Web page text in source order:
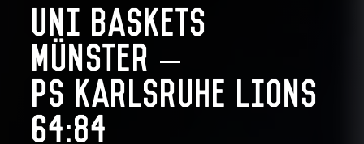
Uni Baskets
Münster –
PS Karlsruhe Lions
64:84